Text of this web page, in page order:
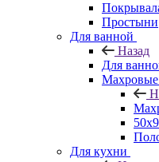
Простыни
Для ванной
Назад
Для
Махровые
Для кухни